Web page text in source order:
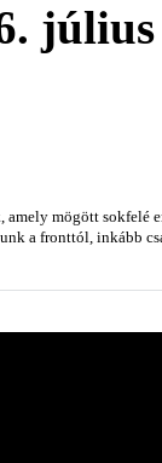
július
mögött sokfelé
a fronttól, inkább